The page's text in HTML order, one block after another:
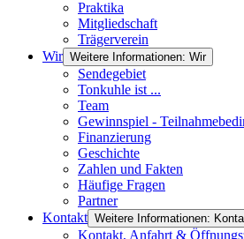
Praktika
Mitgliedschaft
Trägerverein
Wir Weitere Informationen: Wir
Sendegebiet
Tonkuhle ist ...
Team
Gewinnspiel -
Finanzierung
Geschichte
Zahlen und Fakten
Häufige Fragen
Partner
Kontakt Weitere Informationen:
Kontakt, Anfahrt &